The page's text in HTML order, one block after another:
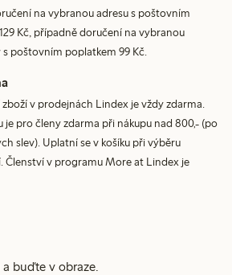
na vybranou adresu s poštovním
Kč, případně doručení na vybranou
poštovním poplatkem 99 Kč.
v prodejnách Lindex je vždy zdarma.
je pro členy zdarma při nákupu nad 800,- (po
slev). Uplatní se v košíku při výběru
Členství v programu More at Lindex je
buďte v obraze.